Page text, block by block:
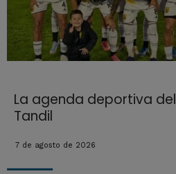
La agenda deportiva
Tandil
7 de agosto de 2026